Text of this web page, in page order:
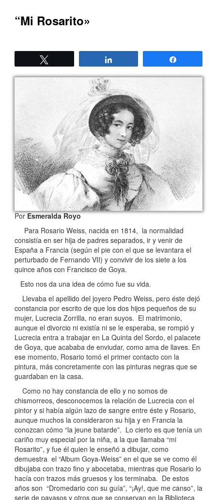
“Mi Rosarito»
PorEsmeralda Royo
Para Rosario Weiss, nacida en 1814, la normalidad
consistía en ser hija de padres separados, ir y venir de
España a Francia (según el pie con el que se levantara el
perturbado de Fernando VII) y convivir de los siete a los
quince años con Francisco de Goya.
Esto nos da una idea de cómo fue su vida.
Llevaba el apellido del joyero Pedro Weiss, pero éste dejó
constancia por escrito de que los dos hijos pequeños de su
mujer, Lucrecia Zorrilla, no eran suyos. El matrimonio,
aunque el divorcio ni existía ni se le esperaba, se rompió y
Lucrecia entra a trabajar en La Quinta del Sordo, el palacete
de Goya, que acababa de enviudar, como ama de llaves. En
ese momento, Rosario tomó el primer contacto con la
pintura, más concretamente con las pinturas negras que se
guardaban en la casa.
Como no hay constancia de ello y no somos de
chismorreos, desconocemos la relación de Lucrecia con el
pintor y si había algún lazo de sangre entre éste y Rosario,
aunque muchos la consideraron su hija y en Francia la
conozcan cómo “la jeune batarde”. Lo cierto es que tenía un
cariño muy especial por la niña, a la que llamaba “mi
Rosarito”, y fue él quien le enseñó a dibujar, como
demuestra el “Album Goya-Weiss” en el que se ve como él
dibujaba con trazo fino y abocetaba, mientras que Rosario lo
hacía con trazos más gruesos y los terminaba. De estos
años son “Dromedario con su guía”, “¡Ay!, que me canso”, la
serie de payasos y otros que se conservan en la Biblioteca